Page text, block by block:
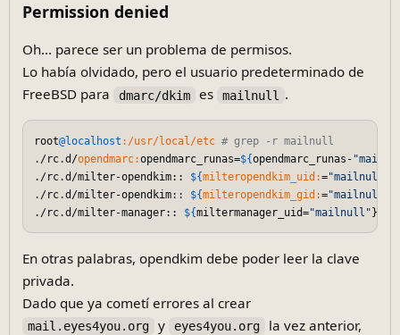
Permission denied
Oh... parece ser un problema de permisos.
Lo había olvidado, pero el usuario predeterminado de
FreeBSD para
dmarc/dkim es mailnull .
root@localhost :/usr/local/etc # grep -r mailnull
./rc.d/opendmarc:opendmarc_runas=${opendmarc_runas-
./rc.d/milter-opendkim:: ${milteropendkim_uid:="mailnull"
./rc.d/milter-opendkim:: ${milteropendkim_gid:="mailnull"
./rc.d/milter-manager:: ${miltermanager_uid="mailnull"
En otras palabras, opendkim debe poder leer la clave
privada.
Dado que ya cometí errores al crear
mail.eyes4you.org y eyes4you.org
la vez anterior,